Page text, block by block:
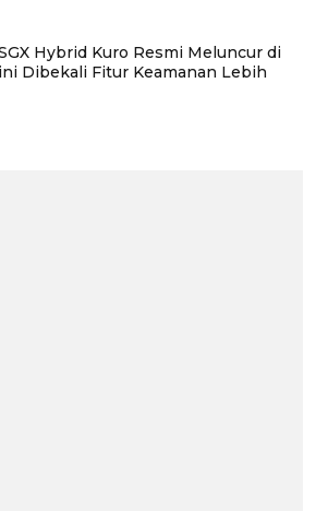
Hybrid Kuro Resmi Meluncur di
Dibekali Fitur Keamanan Lebih